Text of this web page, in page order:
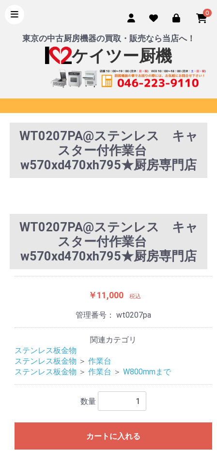
0
東京の中古厨房機器の買取・販売なら当店へ！
ケイツー厨機
WT0207PA@ステンレス キャ
スター付作業台
w570xd470xh795★厨房専門店
WT0207PA@ステンレス キャ
スター付作業台
w570xd470xh795★厨房専門店
￥11,000 税込
管理番号： wt0207pa
関連カテゴリ
ステンレス板金物
ステンレス板金物 ＞ 作業台
ステンレス板金物 ＞ 作業台 ＞ W800mmまで
数量
カートに入れる